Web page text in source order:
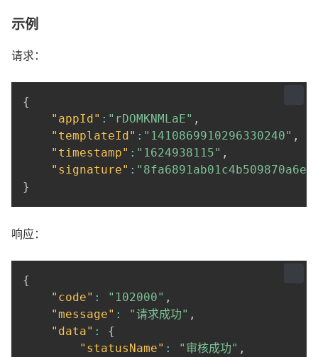
示例
请求：
{
"appId" : "rDOMKNMLaE" ,
"templateId" : "1410869910296330240" ,
"timestamp" : "1624938115" ,
"signature" :
}
响应：
{
"code" : "102000" ,
"message" : "请求成功" ,
"data" :
{
"statusName" : "审核成功" ,